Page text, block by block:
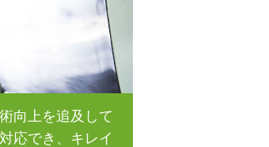
向上を追及して
応でき、キレイ